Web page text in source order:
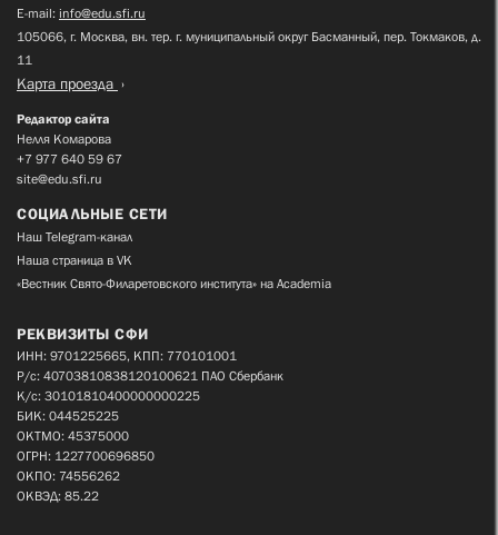
E-mail: info@edu.sfi.ru
105066, г. Москва, вн. тер. г. муниципальный округ Басманный, пер. Токмаков, д.
11
Карта проезда
Редактор сайта
Нелля Комарова
+7 977 640 59 67
site@edu.sfi.ru
СОЦИАЛЬНЫЕ СЕТИ
Наш Telegram-канал
Наша страница в VK
«Вестник Свято-Филаретовского института» на Academia
РЕКВИЗИТЫ СФИ
ИНН: 9701225665, КПП: 770101001
Р/с: 40703810838120100621 ПАО Сбербанк
К/с: 30101810400000000225
БИК: 044525225
ОКТМО: 45375000
ОГРН: 1227700696850
ОКПО: 74556262
ОКВЭД: 85.22